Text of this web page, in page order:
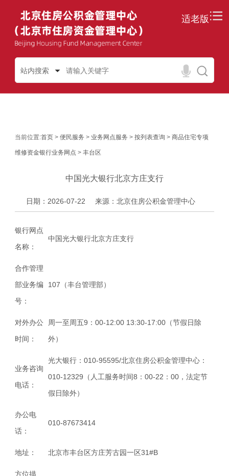
适老版
站内搜索
当前位置:首页> 便民服务 > 业务网点服务 > 按列表查询 > 商品住宅专项
维修资金银行业务网点 > 丰台区
中国光大银行北京方庄支行
日期：2026-07-22 来源：北京住房公积金管理中心
银行网点
名称：
中国光大银行北京方庄支行
合作管理
部业务编
号：
107（丰台管理部）
对外办公
时间：
周一至周五9：00-12:00 13:30-17:00（节假日除
外）
业务咨询
电话：
光大银行：010-95595/北京住房公积金管理中心：
010-12329（人工服务时间8：00-22：00，法定节
假日除外）
办公电
话：
010-87673414
地址： 北京市丰台区方庄芳古园一区31#B
方位描